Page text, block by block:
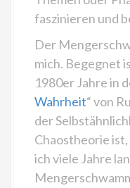
faszinieren und
Der
mich. Begegnet
1980er Jahre in
Wahrheit“ von
der
Chaostheorie
ich viele Jahre